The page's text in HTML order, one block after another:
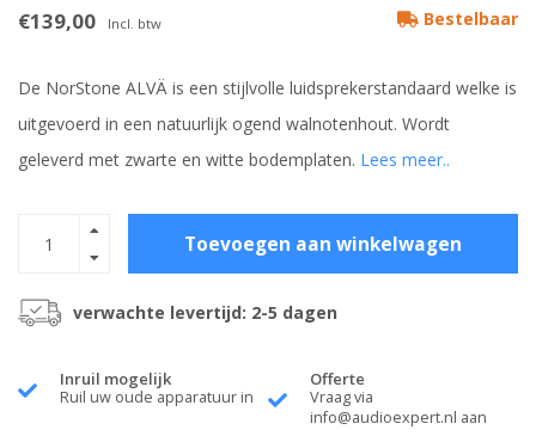
€139,00 Incl. btw Bestelbaar
De NorStone ALVÄ is een stijlvolle luidsprekerstandaard welke is
uitgevoerd in een natuurlijk ogend walnotenhout. Wordt
geleverd met zwarte en witte bodemplaten. Lees meer..
Toevoegen aan winkelwagen
verwachte levertijd: 2-5 dagen
Inruil mogelijk
Ruil uw oude apparatuur in
Offerte
Vraag via
info@audioexpert.nl aan